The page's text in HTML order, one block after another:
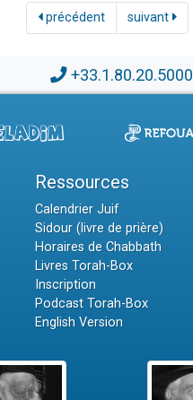
précédent suivant
+33.1.80.20.5000
Ressources
Calendrier Juif
Sidour (livre de prière)
Horaires de Chabbath
Livres Torah-Box
Inscription
Podcast Torah-Box
English Version